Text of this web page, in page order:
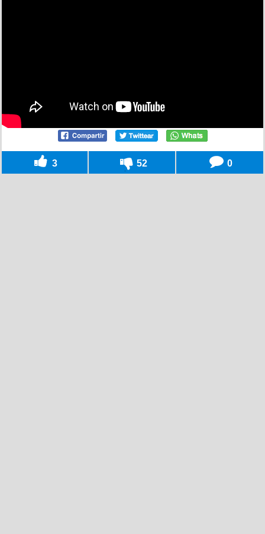
3 52 0